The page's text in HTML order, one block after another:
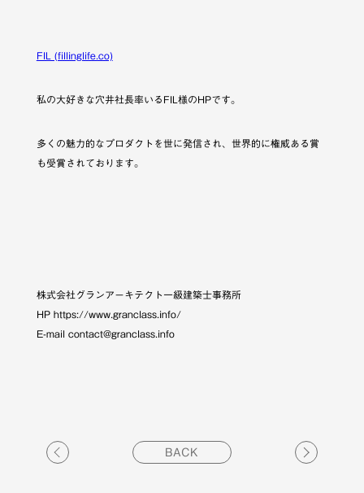
FIL (fillinglife.co)
私の大好きな穴井社長率いるFIL様のHPです。
多くの魅力的なプロダクトを世に発信され、世界的に権威ある賞
も受賞されております。
株式会社グランアーキテクト一級建築士事務所
HP https://www.granclass.info/
E-mail contact@granclass.info
BACK